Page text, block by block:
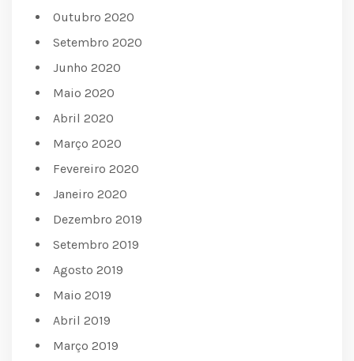
Outubro 2020
Setembro 2020
Junho 2020
Maio 2020
Abril 2020
Março 2020
Fevereiro 2020
Janeiro 2020
Dezembro 2019
Setembro 2019
Agosto 2019
Maio 2019
Abril 2019
Março 2019